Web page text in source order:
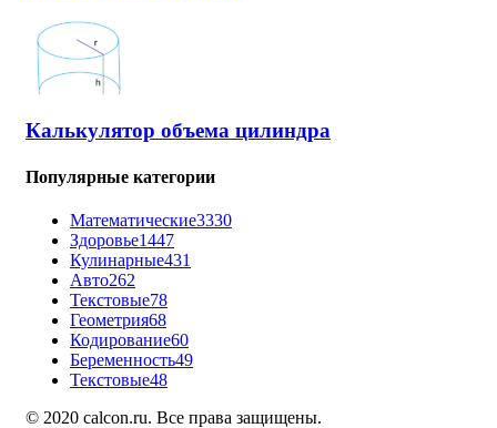
Калькулятор объема цилиндра
Популярные категории
Математические3330
Здоровье1447
Кулинарные431
Авто262
Текстовые78
Геометрия68
Кодирование60
Беременность49
Текстовые48
© 2020 calcon.ru. Все права защищены.